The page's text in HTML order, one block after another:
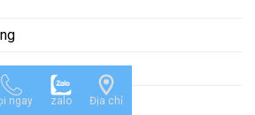
ngay zalo Địa chỉ